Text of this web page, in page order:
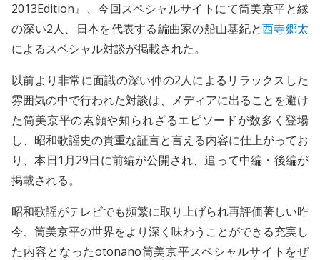
2013Edition』、今回スペシャルサイトにて筒美京平と縁
の深い2人、日本を代表する編曲家の船山基紀と西寺郷太
によるスペシャル対談が掲載された。
以前より非常に面識の深い仲の2人によるリラックスした
雰囲気の中で行われた対談は、メディアに出ることを避け
た筒美京平の素顔や知られざるエピソードが数多く登場
し、昭和歌謡史の貴重な証言と言える内容に仕上がってお
り、本日1月29日に前編が公開され、追って中編・後編が
掲載される。
昭和歌謡がテレビでも頻繁に取り上げられ再評価著しい昨
今、筒美京平の世界をより深く味わうことができる充実し
た内容となったotonano筒美京平スペシャルサイトをぜ